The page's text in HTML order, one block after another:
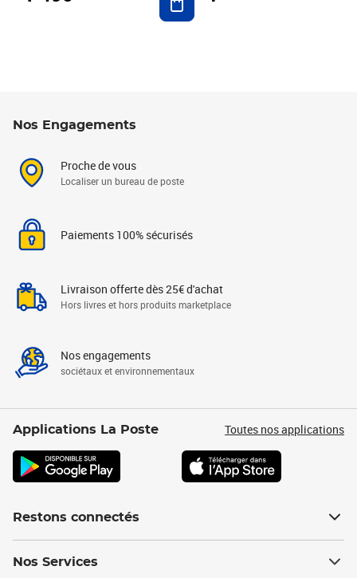
Nos Engagements
Proche de vous
Localiser un bureau de poste
Paiements 100% sécurisés
Livraison offerte dès 25€ d'achat
Hors livres et hors produits marketplace
Nos engagements
sociétaux et environnementaux
Applications La Poste Toutes nos applications
Restons connectés
Nos Services